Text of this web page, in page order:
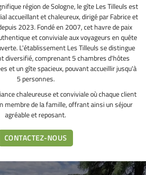
région de Sologne, le gîte Les Tilleuls est
accueillant et chaleureux, dirigé par Fabrice et
2023. Fondé en 2007, cet havre de paix
et conviviale aux voyageurs en quête
L'établissement Les Tilleuls se distingue
diversifié, comprenant 5 chambres d'hôtes
et un gîte spacieux, pouvant accueillir jusqu'à
5 personnes.
chaleureuse et conviviale où chaque client
membre de la famille, offrant ainsi un séjour
agréable et reposant.
CONTACTEZ-NOUS